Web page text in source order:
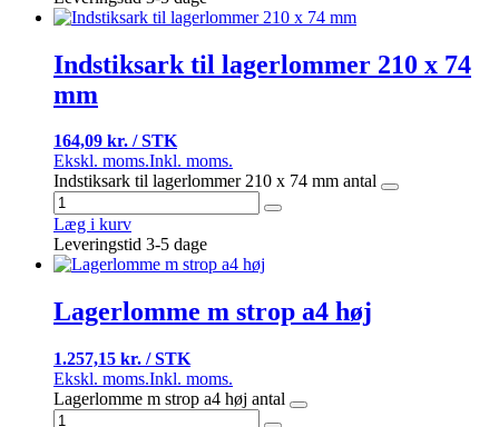
Indstiksark til lagerlommer 210 x 74
mm
164,09 kr. / STK
Ekskl. moms.Inkl. moms.
Indstiksark til lagerlommer 210 x 74 mm antal
Læg i kurv
Leveringstid 3-5 dage
Lagerlomme m strop a4 høj
1.257,15 kr. / STK
Ekskl. moms.Inkl. moms.
Lagerlomme m strop a4 høj antal